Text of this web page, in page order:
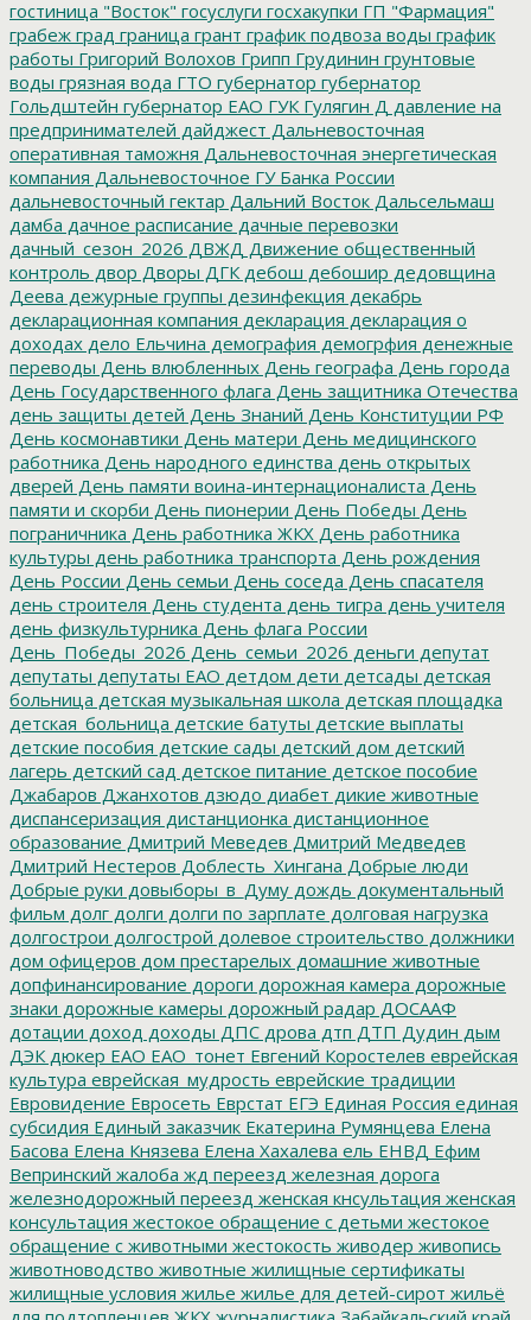
гостиница "Восток" госуслуги госхакупки ГП "Фармация"
грабеж град граница грант график подвоза воды график
работы Григорий Волохов Грипп Грудинин грунтовые
воды грязная вода ГТО губернатор губернатор
Гольдштейн губернатор ЕАО ГУК Гулягин Д давление на
предпринимателей дайджест Дальневосточная
оперативная таможня Дальневосточная энергетическая
компания Дальневосточное ГУ Банка России
дальневосточный гектар Дальний Восток Дальсельмаш
дамба дачное расписание дачные перевозки
дачный_сезон_2026 ДВЖД Движение общественный
контроль двор Дворы ДГК дебош дебошир дедовщина
Деева дежурные группы дезинфекция декабрь
декларационная компания декларация декларация о
доходах дело Ельчина демография демогрфия денежные
переводы День влюбленных День географа День города
День Государственного флага День защитника Отечества
день защиты детей День Знаний День Конституции РФ
День космонавтики День матери День медицинского
работника День народного единства день открытых
дверей День памяти воина-интернационалиста День
памяти и скорби День пионерии День Победы День
пограничника День работника ЖКХ День работника
культуры день работника транспорта День рождения
День России День семьи День соседа День спасателя
день строителя День студента день тигра день учителя
день физкультурника День флага России
День_Победы_2026 День_семьи_2026 деньги депутат
депутаты депутаты ЕАО детдом дети детсады детская
больница детская музыкальная школа детская площадка
детская_больница детские батуты детские выплаты
детские пособия детские сады детский дом детский
лагерь детский сад детское питание детское пособие
Джабаров Джанхотов дзюдо диабет дикие животные
диспансеризация дистанционка дистанционное
образование Дмитрий Меведев Дмитрий Медведев
Дмитрий Нестеров Доблесть_Хингана Добрые люди
Добрые руки довыборы_в_Думу дождь документальный
фильм долг долги долги по зарплате долговая нагрузка
долгострои долгострой долевое строительство должники
дом офицеров дом престарелых домашние животные
допфинансирование дороги дорожная камера дорожные
знаки дорожные камеры дорожный радар ДОСААФ
дотации доход доходы ДПС дрова дтп ДТП Дудин дым
ДЭК дюкер ЕАО ЕАО_тонет Евгений Коростелев еврейская
культура еврейская_мудрость еврейские традиции
Евровидение Евросеть Еврстат ЕГЭ Единая Россия единая
субсидия Единый заказчик Екатерина Румянцева Елена
Басова Елена Князева Елена Хахалева ель ЕНВД Ефим
Вепринский жалоба жд переезд железная дорога
железнодорожный переезд женская кнсультация женская
консультация жестокое обращение с детьми жестокое
обращение с животными жестокость живодер живопись
животноводство животные жилищные сертификаты
жилищные условия жилье жилье для детей-сирот жильё